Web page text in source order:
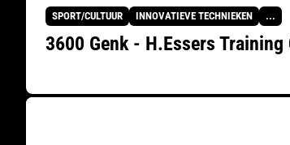
SPORT/CULTUUR INNOVATIEVE TECHNIEKEN ...
3600 Genk - H.Essers Training